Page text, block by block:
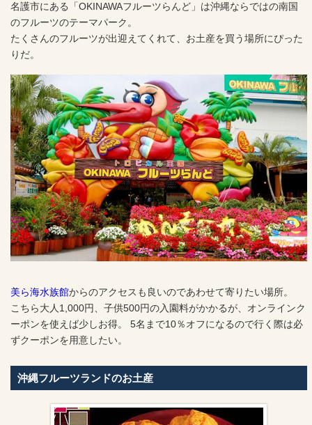
名護市にある「OKINAWAフルーツらんど」は沖縄ならではの南国
のフルーツのテーマパーク。
たくさんのフルーツが出迎えてくれて、お土産を買う場所にぴった
りだ。
美ら海水族館からのアクセスも良いのであわせて寄りたい場所。
こちら大人1,000円、子供500円の入園料がかかるが、オンラインク
ーポンを使えば少しお得。 5名まで10％オフになるので行く際は必
ずクーポンを用意したい。
沖縄フルーツランドのお土産